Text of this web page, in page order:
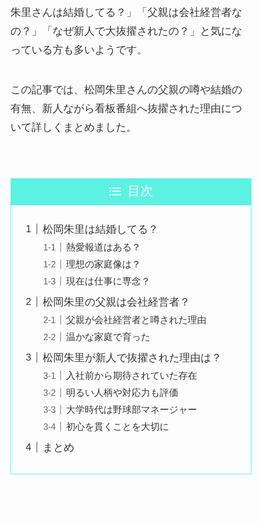
朱里さんは結婚してる？」「父親は会社経営者な
の？」「なぜ新人で大抜擢されたの？」と気にな
っている方も多いようです。
この記事では、松岡朱里さんの父親の噂や結婚の
有無、新人ながら看板番組へ抜擢された理由につ
いて詳しくまとめました。
目次
松岡朱里は結婚してる？
熱愛報道はある？
理想の家庭像は？
現在は仕事に専念？
松岡朱里の父親は会社経営者？
父親が会社経営者と噂された理由
温かな家庭で育った
松岡朱里が新人で抜擢された理由は？
入社前から期待されていた存在
明るい人柄や対応力も評価
大学時代は野球部マネージャー
初心を貫くことを大切に
まとめ